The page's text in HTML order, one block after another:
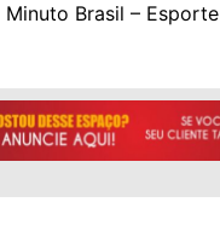
Brasil – Esporte